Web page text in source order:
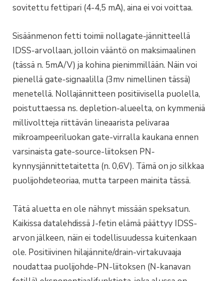
sovitettu fettipari (4-4,5 mA), aina ei voi voittaa.
Sisäänmenon fetti toimii nollagate-jännitteellä
IDSS-arvollaan, jolloin vääntö on maksimaalinen
(tässä n. 5mA/V) ja kohina pienimmillään. Näin voi
pienellä gate-signaalilla (3mv nimellinen tässä)
menetellä. Nollajännitteen positiivisella puolella,
poistuttaessa ns. depletion-alueelta, on kymmeniä
millivoltteja riittävän lineaarista pelivaraa
mikroampeeriluokan gate-virralla kaukana ennen
varsinaista gate-source-liitoksen PN-
kynnysjännittetaitetta (n. 0,6V). Tämä on jo silkkaa
puolijohdeteoriaa, mutta tarpeen mainita tässä.
Tätä aluetta en ole nähnyt missään speksatun.
Kaikissa datalehdissä J-fetin elämä päättyy IDSS-
arvon jälkeen, näin ei todellisuudessa kuitenkaan
ole. Positiivinen hilajännite/drain-virtakuvaaja
noudattaa puolijohde-PN-liitoksen (N-kanavan